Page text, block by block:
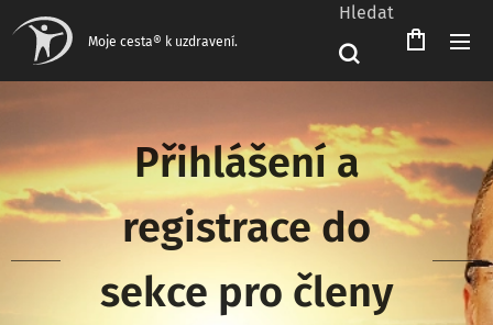
Moje cesta® k uzdravení.
Hledat
Přihlášení a
registrace do
sekce pro členy
Čeština‎